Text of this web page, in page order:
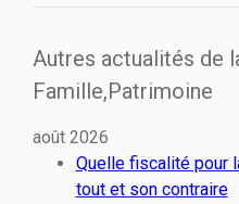
Autres actualités de
Famille,Patrimoine
août 2026
Quelle fiscalité pour
tout et son contraire